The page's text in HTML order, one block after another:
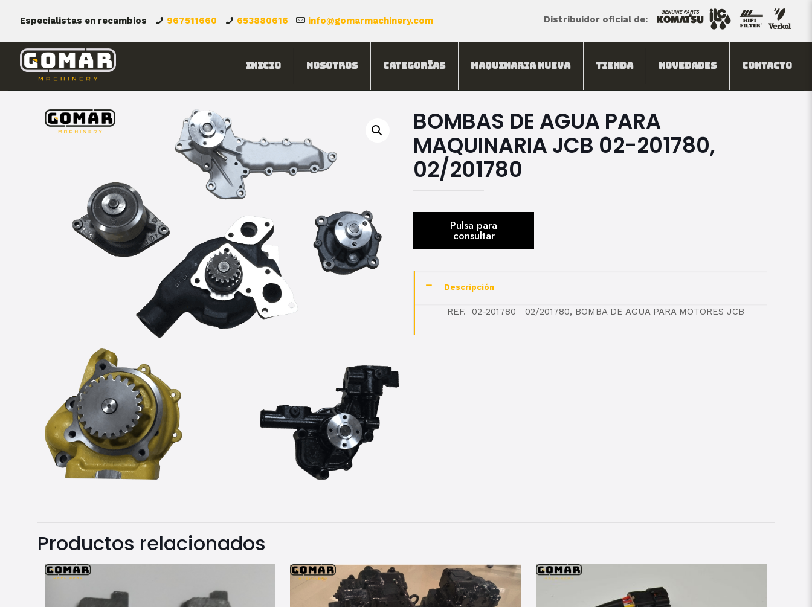
Especialistas en recambios 967511660 653880616 info@gomarmachinery.com Distribuidor oficial de:
Inicio Nosotros Categorías Maquinaria Nueva Tienda Novedades Contacto
BOMBAS DE AGUA PARA
MAQUINARIA JCB 02-201780,
02/201780
Descripción
REF. 02-201780 02/201780, BOMBA DE AGUA PARA MOTORES JCB
Productos relacionados